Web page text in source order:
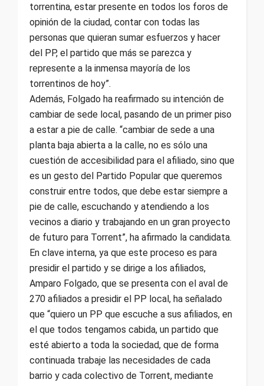
torrentina, estar presente en todos los foros de
opinión de la ciudad, contar con todas las
personas que quieran sumar esfuerzos y hacer
del PP, el partido que más se parezca y
represente a la inmensa mayoría de los
torrentinos de hoy”.
Además, Folgado ha reafirmado su intención de
cambiar de sede local, pasando de un primer piso
a estar a pie de calle. “cambiar de sede a una
planta baja abierta a la calle, no es sólo una
cuestión de accesibilidad para el afiliado, sino que
es un gesto del Partido Popular que queremos
construir entre todos, que debe estar siempre a
pie de calle, escuchando y atendiendo a los
vecinos a diario y trabajando en un gran proyecto
de futuro para Torrent”, ha afirmado la candidata.
En clave interna, ya que este proceso es para
presidir el partido y se dirige a los afiliados,
Amparo Folgado, que se presenta con el aval de
270 afiliados a presidir el PP local, ha señalado
que “quiero un PP que escuche a sus afiliados, en
el que todos tengamos cabida, un partido que
esté abierto a toda la sociedad, que de forma
continuada trabaje las necesidades de cada
barrio y cada colectivo de Torrent, mediante